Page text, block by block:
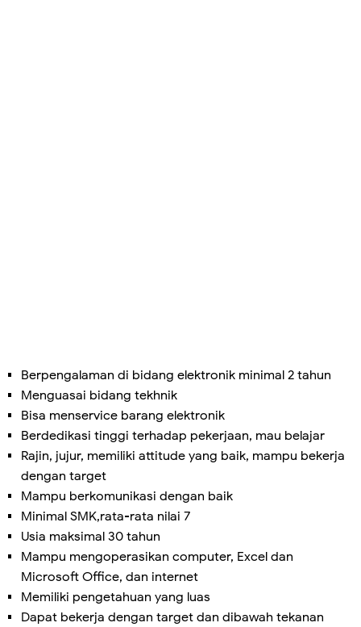
Berpengalaman di bidang elektronik minimal 2 tahun
Menguasai bidang tekhnik
Bisa menservice barang elektronik
Berdedikasi tinggi terhadap pekerjaan, mau belajar
Rajin, jujur, memiliki attitude yang baik, mampu bekerja
dengan target
Mampu berkomunikasi dengan baik
Minimal SMK,rata-rata nilai 7
Usia maksimal 30 tahun
Mampu mengoperasikan computer, Excel dan
Microsoft Office, dan internet
Memiliki pengetahuan yang luas
Dapat bekerja dengan target dan dibawah tekanan